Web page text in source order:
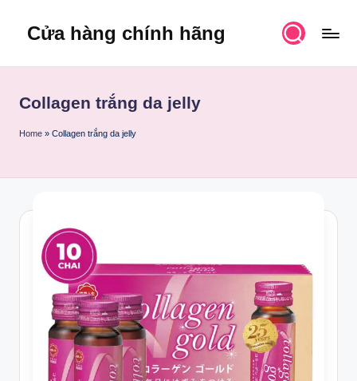
Cửa hàng chính hãng
Collagen trắng da jelly
Home » Collagen trắng da jelly